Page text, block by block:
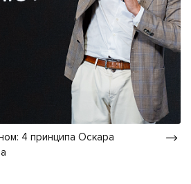
4 принципа Оскара